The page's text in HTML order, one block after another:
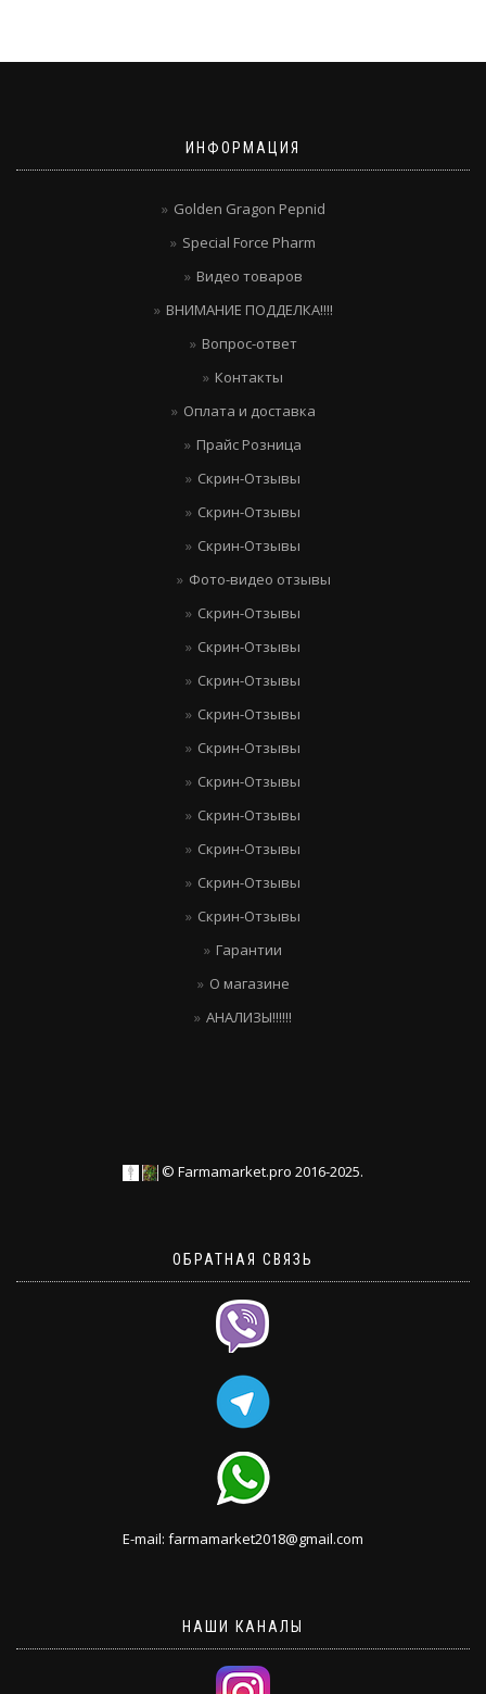
ИНФОРМАЦИЯ
Golden Gragon Pepnid
Special Force Pharm
Видео товаров
ВНИМАНИЕ ПОДДЕЛКА!!!!
Вопрос-ответ
Контакты
Оплата и доставка
Прайс Розница
Скрин-Отзывы
Скрин-Отзывы
Скрин-Отзывы
Фото-видео отзывы
Скрин-Отзывы
Скрин-Отзывы
Скрин-Отзывы
Скрин-Отзывы
Скрин-Отзывы
Скрин-Отзывы
Скрин-Отзывы
Скрин-Отзывы
Скрин-Отзывы
Скрин-Отзывы
Гарантии
О магазине
АНАЛИЗЫ!!!!!!
© Farmamarket.pro 2016-2025.
ОБРАТНАЯ СВЯЗЬ
E-mail: farmamarket2018@gmail.com
НАШИ КАНАЛЫ